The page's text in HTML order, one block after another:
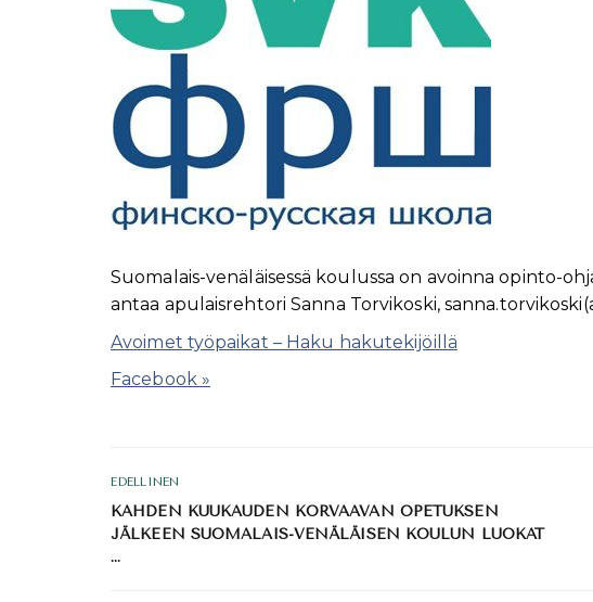
Suomalais-venäl äisessä koulussa on avoinna opinto-
antaa apulaisrehtori Sanna Torvikoski, sanna.torvikosk
Avoimet työpaikat – Haku hakutekijöillä
Facebook »
EDELLINEN
KAHDEN KUUKAUDEN KORVAAVAN OPETUKSEN
JÄLKEEN SUOMALAIS-VENÄLÄISEN KOULUN LUOKAT
…